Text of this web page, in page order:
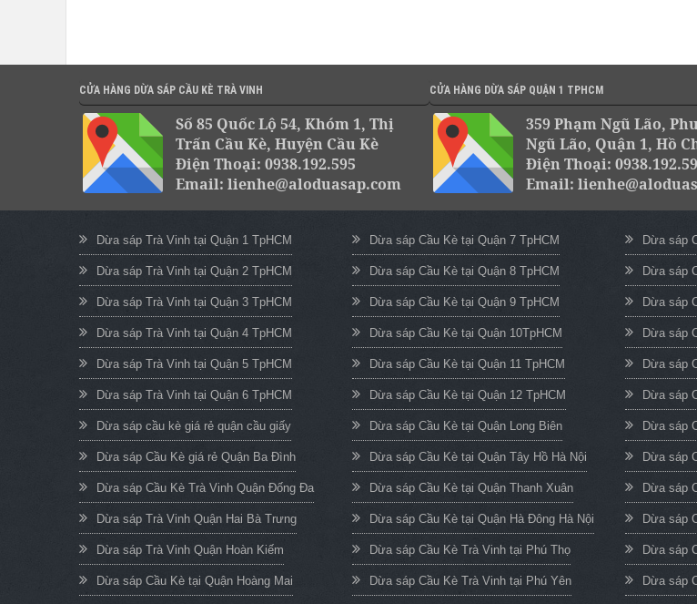
CỬA HÀNG DỪA SÁP CẦU KÈ TRÀ VINH
Số 85 Quốc Lộ 54, Khóm 1, Thị
Trấn Cầu Kè, Huyện Cầu Kè
Điện Thoại: 0938.192.595
Email: lienhe@aloduasap.com
CỬA HÀNG DỪA SÁP QUẬN 1 TPHCM
359 Phạm Ngũ Lão,
Ngũ Lão, Quận 1, Hồ
Điện Thoại:
Email:
Dừa sáp Trà Vinh tại Quận 1 TpHCM
Dừa sáp Trà Vinh tại Quận 2 TpHCM
Dừa sáp Trà Vinh tại Quận 3 TpHCM
Dừa sáp Trà Vinh tại Quận 4 TpHCM
Dừa sáp Trà Vinh tại Quận 5 TpHCM
Dừa sáp Trà Vinh tại Quận 6 TpHCM
Dừa sáp cầu kè giá rẻ quận cầu giấy
Dừa sáp Cầu Kè giá rẻ Quận Ba Đình
Dừa sáp Cầu Kè Trà Vinh Quận Đống Đa
Dừa sáp Trà Vinh Quận Hai Bà Trưng
Dừa sáp Trà Vinh Quận Hoàn Kiếm
Dừa sáp Cầu Kè tại Quận Hoàng Mai
Dừa sáp Cầu Kè tại Quận 7 TpHCM
Dừa sáp Cầu Kè tại Quận 8 TpHCM
Dừa sáp Cầu Kè tại Quận 9 TpHCM
Dừa sáp Cầu Kè tại Quận 10TpHCM
Dừa sáp Cầu Kè tại Quận 11 TpHCM
Dừa sáp Cầu Kè tại Quận 12 TpHCM
Dừa sáp Cầu Kè tại Quận Long Biên
Dừa sáp Cầu Kè tại Quận Tây Hồ Hà Nội
Dừa sáp Cầu Kè tại Quận Thanh Xuân
Dừa sáp Cầu Kè tại Quận Hà Đông Hà Nội
Dừa sáp Cầu Kè Trà Vinh tại Phú Thọ
Dừa sáp Cầu Kè Trà Vinh tại Phú Yên
Dừa sáp
Dừa sáp
Dừa sáp
Dừa sáp
Dừa sáp
Dừa sáp
Dừa sáp
Dừa sáp
Dừa sáp
Dừa sáp
Dừa sáp
Dừa sáp